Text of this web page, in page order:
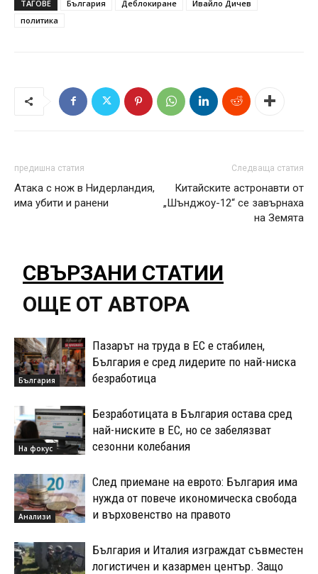
ТАГОВЕ България Деблокиране
Ивайло Дичев
политика
предишна статия
Атака с нож в Нидерландия,
има убити и ранени
Следваща статия
Китайските астронавти от
„Шънджоу-12“ се завърнаха
на Земята
СВЪРЗАНИ СТАТИИ
ОЩЕ ОТ АВТОРА
България
Пазарът на труда в ЕС е стабилен,
България е сред лидерите по най-ниска
безработица
На фокус
Безработицата в България остава сред
най-ниските в ЕС, но се забелязват
сезонни колебания
Анализи
След приемане на еврото: България има
нужда от повече икономическа свобода
и върховенство на правото
България и Италия изграждат съвместен
логистичен и казармен център. Защо